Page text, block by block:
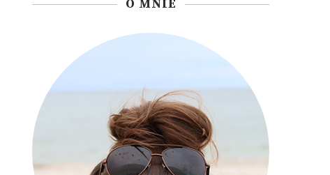
O MNIE